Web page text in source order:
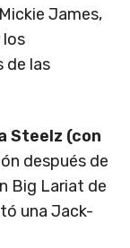
James,
los
de las
Steelz (con
después de
Big Lariat de
una Jack-